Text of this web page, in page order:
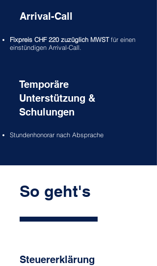
Arrival-Call
Fixpreis CHF 220 zuzüglich MWSTfür einen
einstündigen Arrival-Call.
Temporäre
Unterstützung &
Schulungen
Stundenhonorar nach Absprache
So geht's
Steuererklärung​